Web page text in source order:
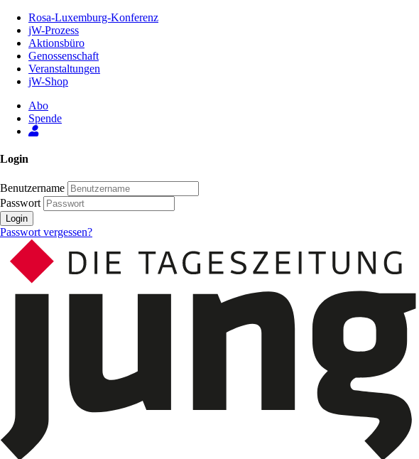
Inhalt
Seite
Rosa-Luxemburg-Konferenz
jW-Prozess
Aktionsbüro
Genossenschaft
Veranstaltungen
jW-Shop
Abo
Spende
Login
Benutzername
Passwort
Login
Passwort vergessen?